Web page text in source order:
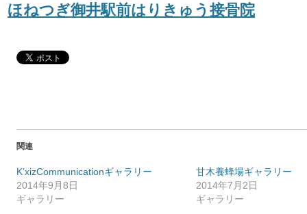
ほねつぎ御井駅前はりきゅう接骨院
関連
K’xizCommunicationギャラリー
2014年9月8日
ギャラリー
甘木養蜂場ギャラリー
2014年7月2日
ギャラリー